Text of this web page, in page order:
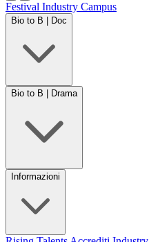
Festival Industry Campus
Bio to B | Doc
Bio to B | Drama
Informazioni